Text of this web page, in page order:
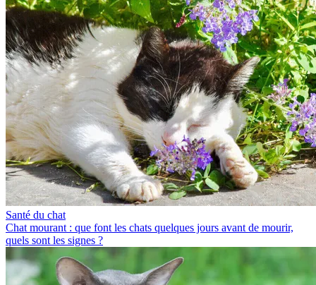
Santé du chat
Chat mourant : que font les chats quelques jours avant de mourir,
quels sont les signes ?